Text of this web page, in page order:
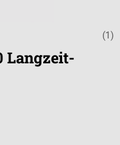
(1)
Langzeit-